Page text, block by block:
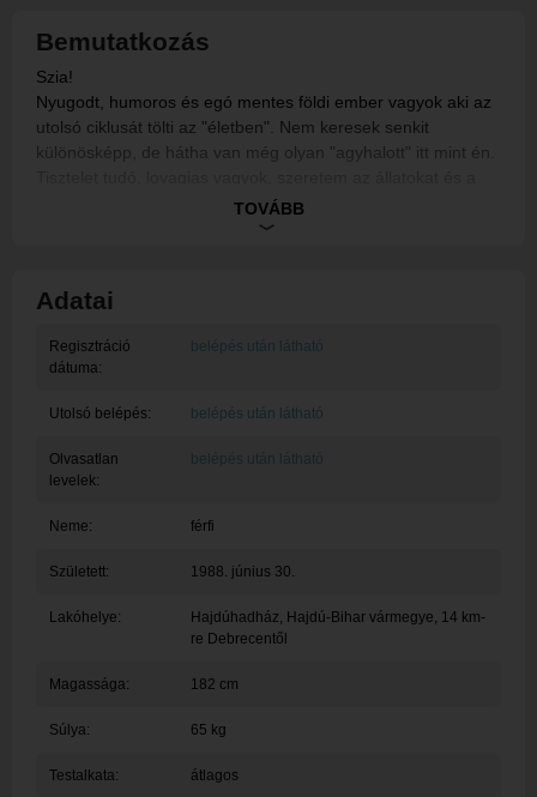
Bemutatkozás
Szia!
Nyugodt, humoros és egó mentes földi ember vagyok aki az
utolsó ciklusát tölti az "életben". Nem keresek senkit
különösképp, de hátha van még olyan "agyhalott" itt mint én.
csendet. Introvertált gamer.TOVÁBB
Adatai
Regisztráció
dátuma:
belépés után látható
Utolsó belépés: belépés után látható
Olvasatlan
levelek:
belépés után látható
Neme: férfi
Született: 1988. június 30.
Lakóhelye: Hajdúhadház, Hajdú-Bihar vármegye, 14 km-
re Debrecentől
Magassága: 182 cm
Súlya: 65 kg
Testalkata: átlagos